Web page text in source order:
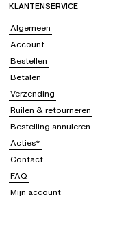
KLANTENSERVICE
Algemeen
Account
Bestellen
Betalen
Verzending
Ruilen & retourneren
Bestelling annuleren
Acties*
Contact
FAQ
Mijn account